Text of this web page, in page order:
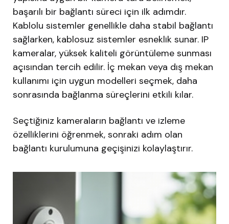
başarılı bir bağlantı süreci için ilk adımdır.
Kablolu sistemler genellikle daha stabil bağlantı
sağlarken, kablosuz sistemler esneklik sunar. IP
kameralar, yüksek kaliteli görüntüleme sunması
açısından tercih edilir. İç mekan veya dış mekan
kullanımı için uygun modelleri seçmek, daha
sonrasında bağlanma süreçlerini etkili kılar.
Seçtiğiniz kameraların bağlantı ve izleme
özelliklerini öğrenmek, sonraki adım olan
bağlantı kurulumuna geçişinizi kolaylaştırır.